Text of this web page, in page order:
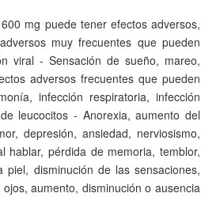
mg puede tener efectos adversos,
muy frecuentes que pueden
viral - Sensación de sueño, mareo,
adversos frecuentes que pueden
infección respiratoria, infección
leucocitos - Anorexia, aumento del
depresión, ansiedad, nerviosismo,
hablar, pérdida de memoria, temblor,
disminución de las sensaciones,
aumento, disminución o ausencia